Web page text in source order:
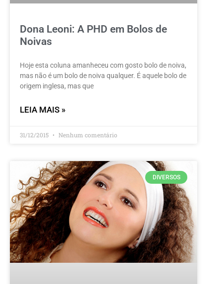
Dona Leoni: A PHD em Bolos de
Noivas
Hoje esta coluna amanheceu com gosto bolo de noiva,
mas não é um bolo de noiva qualquer. É aquele bolo de
origem inglesa, mas que
LEIA MAIS »
31/12/2015 Nenhum comentário
DIVERSOS